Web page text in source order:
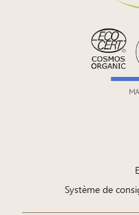
Système de